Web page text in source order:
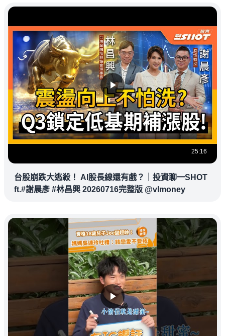
25:16
台股崩跌大逃殺！ AI股長線還有戲？｜投資聊一SHOT
ft.#謝晨彥 #林昌興 20260716完整版 @vlmoney